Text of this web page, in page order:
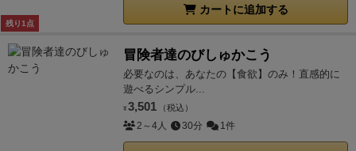
残り1点
カートに追加する
冒険者達のびしゅかこう
必要なのは、あなたの【食欲】のみ！直感的に
遊べるシンプル...
¥ 3,501 （税込）
2～4人 30分 1件